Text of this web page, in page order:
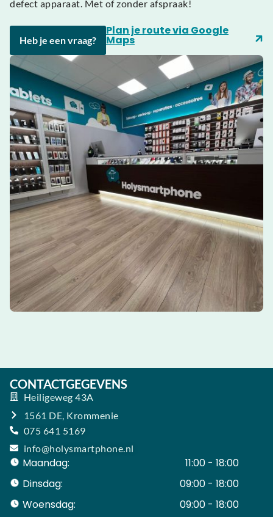
defect apparaat. Met of zonder afspraak!
Heb je een vraag?
Plan je route via Google
Maps
CONTACTGEGEVENS
Heiligeweg 43A
1561 DE, Krommenie
075 641 5169
info@holysmartphone.nl
Maandag:
11:00 - 18:00
Dinsdag:
09:00 - 18:00
Woensdag:
09:00 - 18:00